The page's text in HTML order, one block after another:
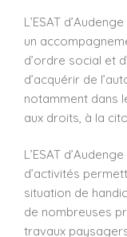
L’ESAT
un
d’ordre social et
d’acquérir de
notamment dans
aux droits, à la
L’ESAT
d’activités
situation de
de nombreuses
travaux